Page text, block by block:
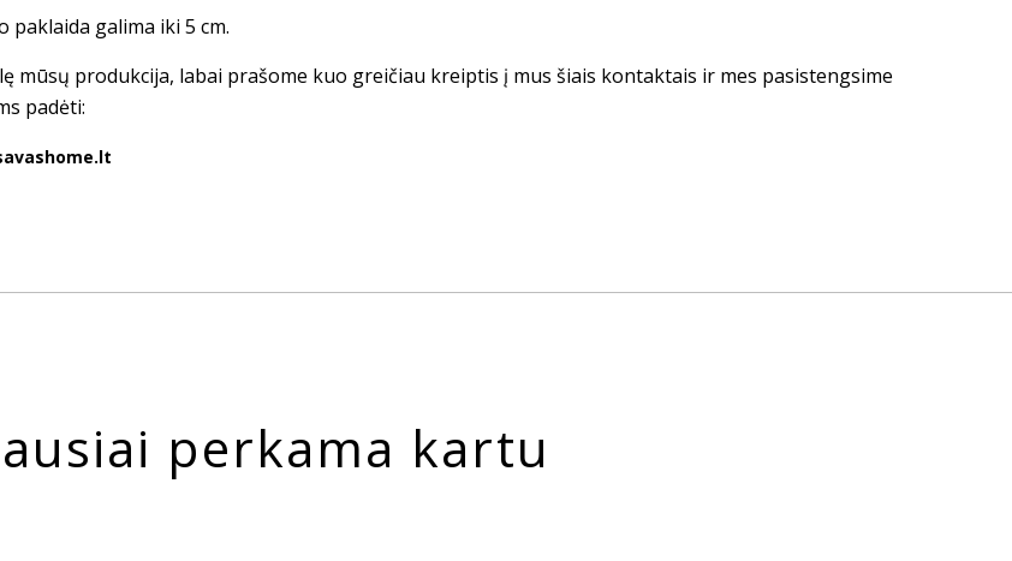
paklaida galima iki 5 cm.
mūsų produkcija, labai prašome kuo greičiau kreiptis į mus šiais kontaktais ir mes pasistengsime
padėti:
perkama kartu